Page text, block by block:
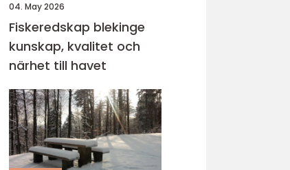
04. May 2026
Fiskeredskap blekinge
kunskap, kvalitet och
närhet till havet